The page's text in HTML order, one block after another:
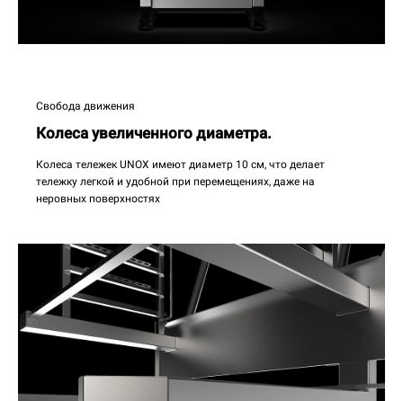
Свобода движения
Колеса увеличенного диаметра.
Колеса тележек UNOX имеют диаметр 10 см, что делает
тележку легкой и удобной при перемещениях, даже на
неровных поверхностях